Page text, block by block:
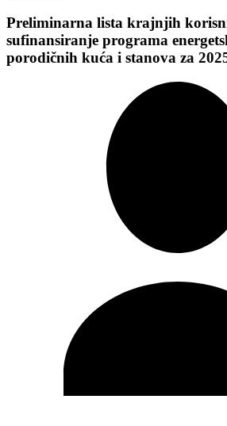
Preliminarna lista krajnjih
sufinansiranje programa
porodičnih kuća i stanova za